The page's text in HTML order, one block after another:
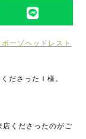
ポーゾヘッドレスト
ださったＩ様。
くださったのがご